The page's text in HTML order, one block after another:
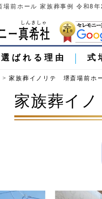
場前ホール 家族葬事例 令和8
選ばれる理由 式
>家族葬イノリテ 堺斎場前ホ
家族葬イ